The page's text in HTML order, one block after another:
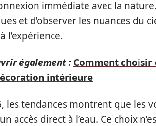
immédiate avec la
et d’observer les nuances du
l’expérience.
également : Comment choisir
intérieure
les tendances montrent que les
accès direct à l’eau. Ce choix